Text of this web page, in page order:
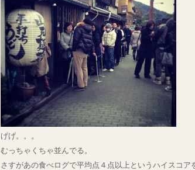
げげ。。。
むっちゃくちゃ並んでる。
さすがあの食べログで平均点４点以上というハイスコア